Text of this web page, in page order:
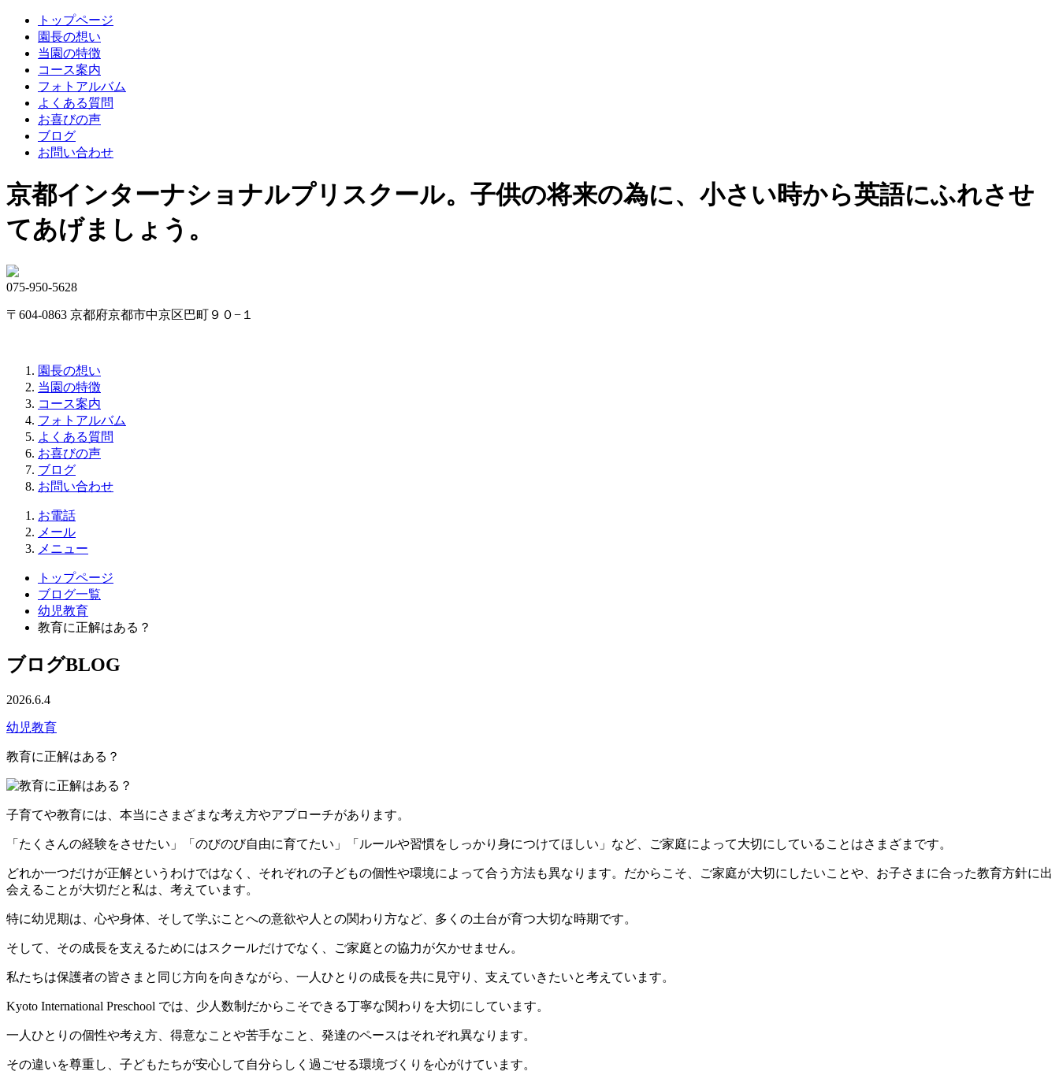
トップページ
園長の想い
当園の特徴
コース案内
フォトアルバム
よくある質問
お喜びの声
ブログ
お問い合わせ
京都インターナショナルプリスクール。子供の将来の為に、小さい時から英語にふれさせ
てあげましょう。
075-950-5628
〒604-0863 京都府京都市中京区巴町９０−１
園長の想い
当園の特徴
コース案内
フォトアルバム
よくある質問
お喜びの声
ブログ
お問い合わせ
お電話
メール
メニュー
トップページ
ブログ一覧
幼児教育
教育に正解はある？
ブログBLOG
2026.6.4
幼児教育
教育に正解はある？
子育てや教育には、本当にさまざまな考え方やアプローチがあります。
「たくさんの経験をさせたい」「のびのび自由に育てたい」「ルールや習慣をしっかり身につけてほしい」など、ご家庭によって大切にしていることはさまざまです。
どれか一つだけが正解というわけではなく、それぞれの子どもの個性や環境によって合う方法も異なります。だからこそ、ご家庭が大切にしたいことや、お子さまに合った教育方針に出
会えることが大切だと私は、考えています。
特に幼児期は、心や身体、そして学ぶことへの意欲や人との関わり方など、多くの土台が育つ大切な時期です。
そして、その成長を支えるためにはスクールだけでなく、ご家庭との協力が欠かせません。
私たちは保護者の皆さまと同じ方向を向きながら、一人ひとりの成長を共に見守り、支えていきたいと考えています。
Kyoto International Preschool では、少人数制だからこそできる丁寧な関わりを大切にしています。
一人ひとりの個性や考え方、得意なことや苦手なこと、発達のペースはそれぞれ異なります。
その違いを尊重し、子どもたちが安心して自分らしく過ごせる環境づくりを心がけています。